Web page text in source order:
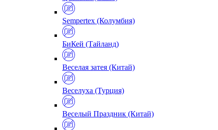
Sempertex (Колумбия)
БиКей (Тайланд)
Веселая затея (Китай)
Веселуха (Турция)
Веселый Праздник (Китай)